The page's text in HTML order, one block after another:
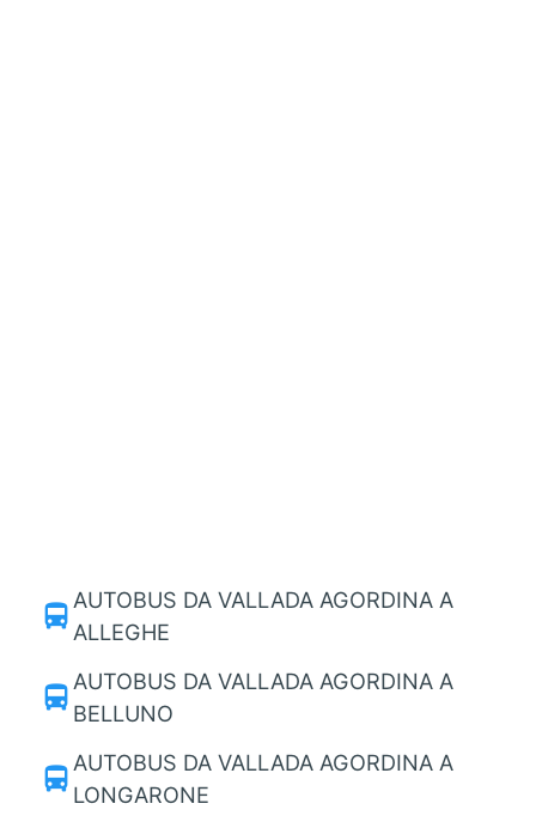
directions_bus AUTOBUS DA VALLADA AGORDINA A
ALLEGHE
directions_bus AUTOBUS DA VALLADA AGORDINA A
BELLUNO
directions_bus AUTOBUS DA VALLADA AGORDINA A
LONGARONE